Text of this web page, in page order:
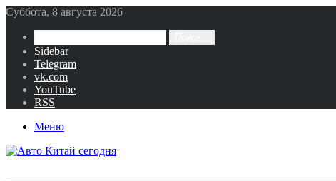
Суббота, 8 августа 2026
Sidebar
Telegram
vk.com
YouTube
RSS
Меню